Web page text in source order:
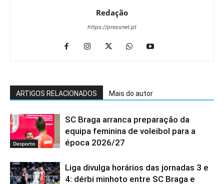
Redação
https://pressnet.pt
ARTIGOS RELACIONADOS Mais do autor
Desporto
SC Braga arranca preparação da
equipa feminina de voleibol para a
época 2026/27
Liga divulga horários das jornadas 3 e
4: dérbi minhoto entre SC Braga e